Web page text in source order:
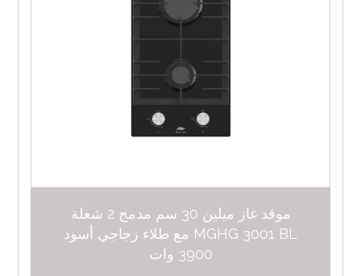
موقد غاز ميلين 30 سم مدمج 2 شعلة
MGHG 3001 BL مع طلاء زجاجي أسود
3900 وات